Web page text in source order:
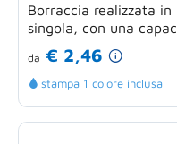
Borraccia realizzata
singola, con una
da € 2,46
stampa 1 colore inclusa